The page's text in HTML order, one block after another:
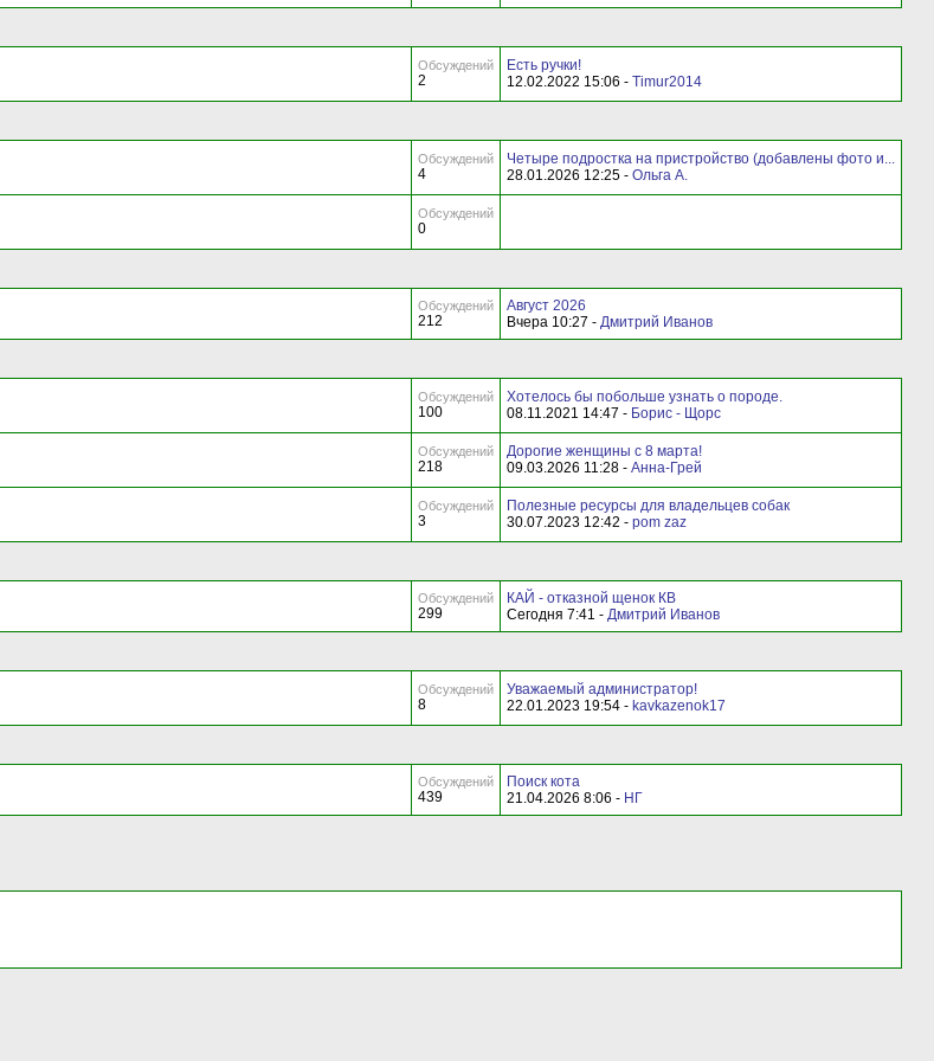
Обсуждений
2
Есть ручки!
12.02.2022 15:06 - Timur2014
Обсуждений
4
Четыре подростка на пристройство (добавлены фото и...
28.01.2026 12:25 - Ольга А.
Обсуждений
0
Обсуждений
212
Август 2026
Вчера 10:27 - Дмитрий Иванов
Обсуждений
100
Хотелось бы побольше узнать о породе.
08.11.2021 14:47 - Борис - Щорс
Обсуждений
218
Дорогие женщины с 8 марта!
09.03.2026 11:28 - Анна-Грей
Обсуждений
3
Полезные ресурсы для владельцев собак
30.07.2023 12:42 - pom zaz
Обсуждений
299
КАЙ - отказной щенок КВ
Сегодня 7:41 - Дмитрий Иванов
Обсуждений
8
Уважаемый администратор!
22.01.2023 19:54 - kavkazenok17
Обсуждений
439
Поиск кота
21.04.2026 8:06 - НГ